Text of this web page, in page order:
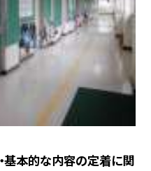
基本的な内容の定着に関